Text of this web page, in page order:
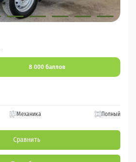
8 000 баллов
Механика Полный
Сравнить